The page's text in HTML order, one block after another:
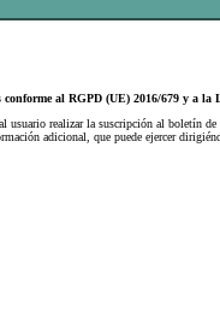
al RGPD (UE) 2016/679 y a la
usuario realizar la suscripción al boletín
adicional, que puede ejercer